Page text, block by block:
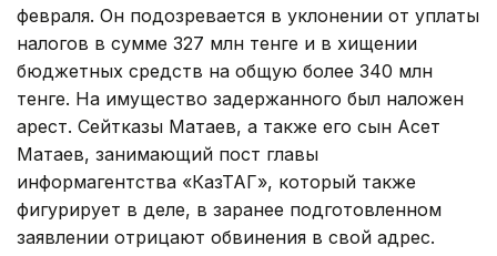
февраля. Он подозревается в уклонении от уплаты
налогов в сумме 327 млн тенге и в хищении
бюджетных средств на общую более 340 млн
тенге. На имущество задержанного был наложен
арест. Сейтказы Матаев, а также его сын Асет
Матаев, занимающий пост главы
информагентства «КазТАГ», который также
фигурирует в деле, в заранее подготовленном
заявлении отрицают обвинения в свой адрес.